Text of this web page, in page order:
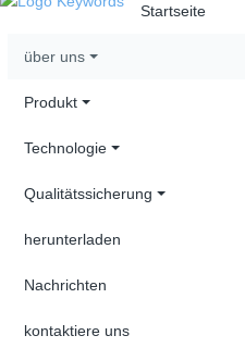
Startseite
über uns
Produkt
Technologie
Qualitätssicherung
herunterladen
Nachrichten
kontaktiere uns